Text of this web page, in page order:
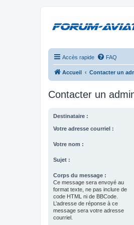
Accès rapide FAQ
Accueil Contacter un
Contacter un
Destinataire :
Votre adresse courriel :
Votre nom :
Sujet :
Corps du message :
Ce message sera envoyé au
format texte, ne pas inclure de
code HTML ni de BBCode.
L’adresse de réponse à ce
message sera votre adresse
courriel.